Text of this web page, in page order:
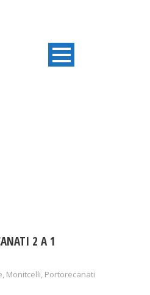
2 A 1
, Monitcelli, Portorecanati